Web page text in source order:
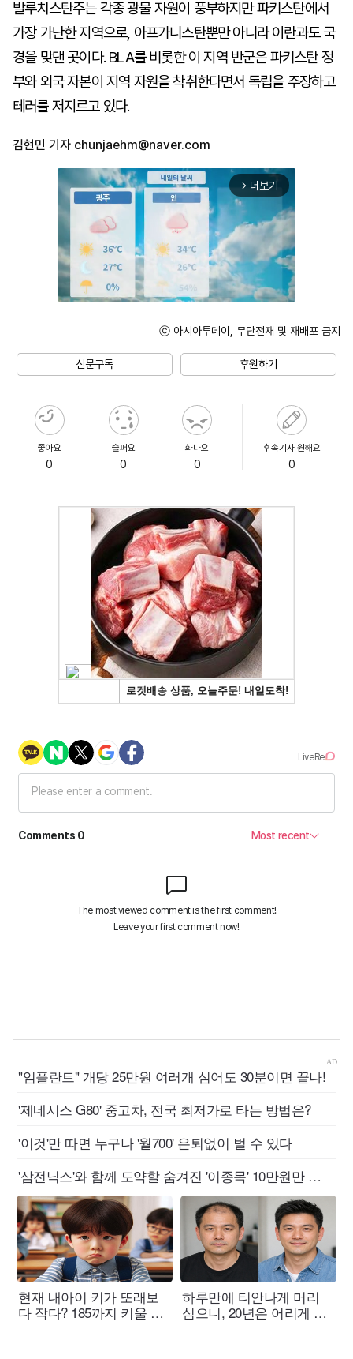
발루치스탄주는 각종 광물 자원이 풍부하지만 파키스탄에서
가장 가난한 지역으로, 아프가니스탄뿐만 아니라 이란과도 국
경을 맞댄 곳이다. BLA를 비롯한 이 지역 반군은 파키스탄 정
부와 외국 자본이 지역 자원을 착취한다면서 독립을 주장하고
테러를 저지르고 있다.
김현민 기자 chunjaehm@naver.com
arrow_forward_ios 더보기
ⓒ 아시아투데이, 무단전재 및 재배포 금지
신문구독 후원하기
좋아요
0
슬퍼요
0
화나요
0
후속기사 원해요
0